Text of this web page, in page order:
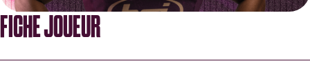
FICHE JOUEUR